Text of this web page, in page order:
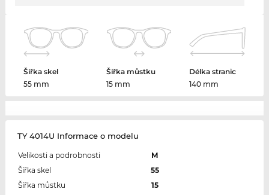
Šířka skel
55 mm
Šířka můstku
15 mm
Délka stranic
140 mm
TY 4014U Informace o modelu
Velikosti a podrobnosti
M
Šířka skel
55
Šířka můstku
15